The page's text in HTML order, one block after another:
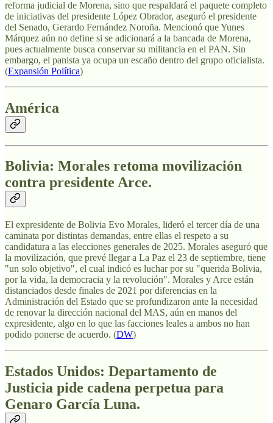
reforma judicial de Morena, sino que respaldará el paquete completo
de iniciativas del presidente López Obrador, aseguró el presidente
del Senado, Gerardo Fernández Noroña. Mencionó que Yunes
Márquez aún no define si se adicionará a la bancada de Morena,
pues actualmente busca conservar su militancia en el PAN. Sin
embargo, el panista ya ocupa un escaño dentro del grupo oficialista.
(Expansión Política)
América
Bolivia: Morales retoma movilización
contra presidente Arce.
El expresidente de Bolivia Evo Morales, lideró el tercer día de una
caminata por distintas demandas, entre ellas el respeto a su
candidatura a las elecciones generales de 2025. Morales aseguró que
la movilización, que prevé llegar a La Paz el 23 de septiembre, tiene
"un solo objetivo", el cual indicó es luchar por su "querida Bolivia,
por la vida, la democracia y la revolución". Morales y Arce están
distanciados desde finales de 2021 por diferencias en la
Administración del Estado que se profundizaron ante la necesidad
de renovar la dirección nacional del MAS, aún en manos del
expresidente, algo en lo que las facciones leales a ambos no han
podido ponerse de acuerdo. (DW)
Estados Unidos: Departamento de
Justicia pide cadena perpetua para
Genaro García Luna.